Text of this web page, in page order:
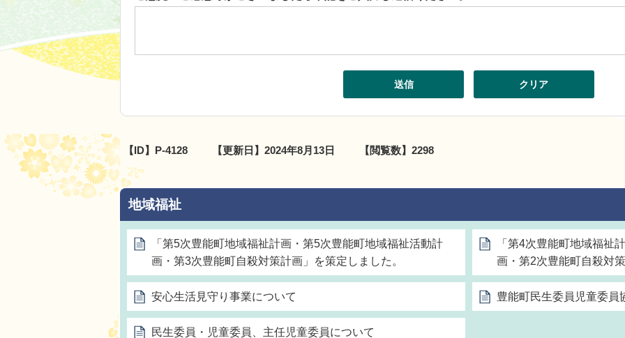
【ID】 P-4128 【更新日】 2024年8月13日 【閲覧数】 2298
地域福祉
「第5次豊能町地域福祉計画・第5次豊能町地域福祉活動計
画・第3次豊能町自殺対策計画」を策定しました。
「第4次豊能町地域福祉
画・第2次豊能町自殺対
安心生活見守り事業について 豊能町民生委員児童委員
民生委員・児童委員、主任児童委員について